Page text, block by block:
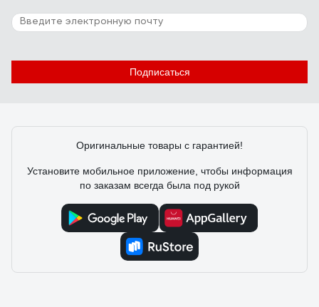
Подписаться
Оригинальные товары с гарантией!
Установите мобильное приложение, чтобы информация
по заказам всегда была под рукой